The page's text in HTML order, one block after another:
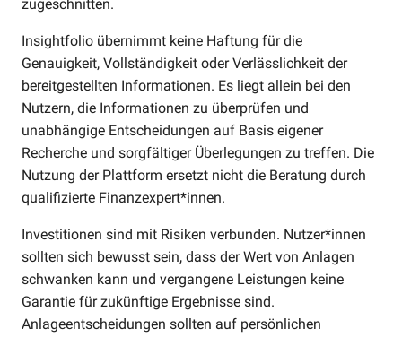
zugeschnitten.
Insightfolio übernimmt keine Haftung für die
Genauigkeit, Vollständigkeit oder Verlässlichkeit der
bereitgestellten Informationen. Es liegt allein bei den
Nutzern, die Informationen zu überprüfen und
unabhängige Entscheidungen auf Basis eigener
Recherche und sorgfältiger Überlegungen zu treffen. Die
Nutzung der Plattform ersetzt nicht die Beratung durch
qualifizierte Finanzexpert*innen.
Investitionen sind mit Risiken verbunden. Nutzer*innen
sollten sich bewusst sein, dass der Wert von Anlagen
schwanken kann und vergangene Leistungen keine
Garantie für zukünftige Ergebnisse sind.
Anlageentscheidungen sollten auf persönlichen